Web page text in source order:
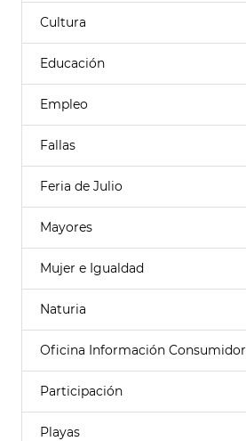
Cultura
Educación
Empleo
Fallas
Feria de Julio
Mayores
Mujer e Igualdad
Naturia
Oficina Información Consumidor
Participación
Playas